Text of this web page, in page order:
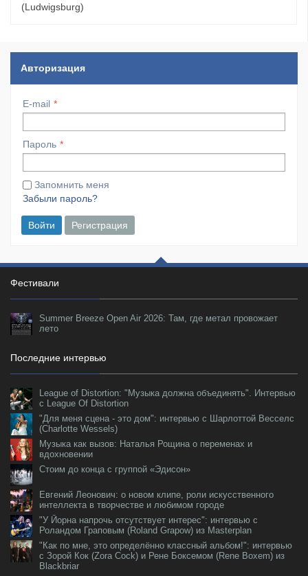
(Ludwigsburg)
Авторизация
E-mail
Пароль
Запомнить меня
Забыли пароль?
Войти Регистрация
Фестивали
Summer Breeze Open Air 2026: Там, где метал провожает
лето
Последние интервью
League of Distortion: "Музыка должна объединять". Интервью
с League Of Distortion
"Для меня сцена - это дом": интервью с Шарлоттой Весселс
(Charlotte Wessels)
Музыка как вызов: Наталья Рощина о переменах и
вдохновении
Стоим до конца с группой «Эдисон»
Евгений Леонович: о новом клипе, роли искусственного
интеллекта в творчестве и любимом городе
"У Йорна напрочь отсутствует интерес": интервью с
Роландом Граповым (Roland Grapow) из Masterplan
"Как по мне, это определённо классный альбом!": интервью
с Зорой Кок (Zora Cock) и Рене Боксемом (Rene Boxem) из
Blackbriar